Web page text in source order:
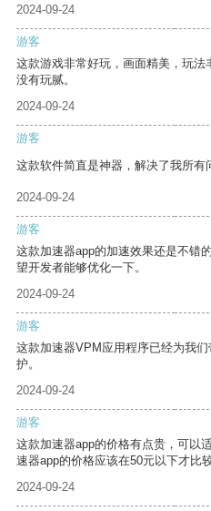
2024-09-24
游客
这款游戏非常好玩，画面精美，玩
没有玩腻。
2024-09-24
游客
这款软件简直是神器，解决了我所有
2024-09-24
游客
这款加速器app的加速效果还是不错
望开发者能够优化一下。
2024-09-24
游客
这款加速器VPM应用程序已经为我
护。
2024-09-24
游客
这款加速器app的价格有点贵，可以
速器app的价格应该在50元以下才比较
2024-09-24